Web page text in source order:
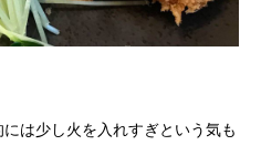
は少し火を入れすぎという気も